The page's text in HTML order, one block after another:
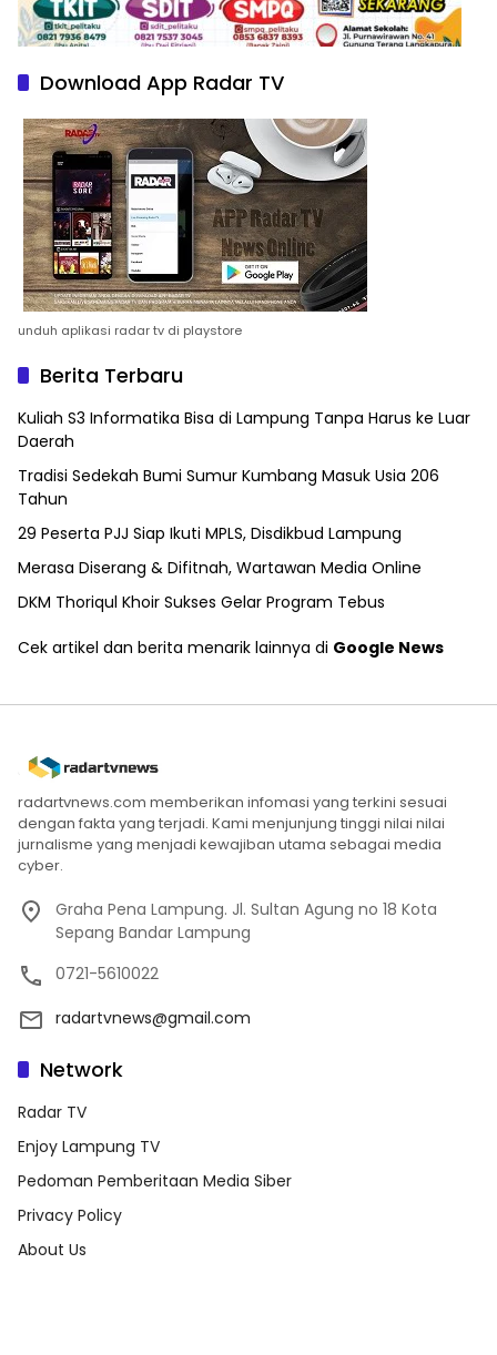
Download App Radar TV
unduh aplikasi radar tv di playstore
Berita Terbaru
Kuliah S3 Informatika Bisa di Lampung Tanpa Harus ke Luar
Daerah
Tradisi Sedekah Bumi Sumur Kumbang Masuk Usia 206
Tahun
29 Peserta PJJ Siap Ikuti MPLS, Disdikbud Lampung
Merasa Diserang & Difitnah, Wartawan Media Online
DKM Thoriqul Khoir Sukses Gelar Program Tebus
Cek artikel dan berita menarik lainnya di Google News
radartvnews.com memberikan infomasi yang terkini sesuai
dengan fakta yang terjadi. Kami menjunjung tinggi nilai nilai
jurnalisme yang menjadi kewajiban utama sebagai media
cyber.
Graha Pena Lampung. Jl. Sultan Agung no 18 Kota
Sepang Bandar Lampung
0721-5610022
radartvnews@gmail.com
Network
Radar TV
Enjoy Lampung TV
Pedoman Pemberitaan Media Siber
Privacy Policy
About Us